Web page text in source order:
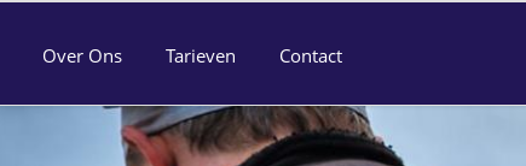
Over Ons Tarieven Contact